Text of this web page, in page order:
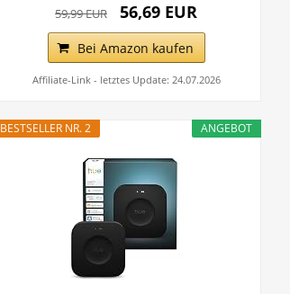
59,99 EUR 56,69 EUR
Bei Amazon kaufen
Affiliate-Link - letztes Update: 24.07.2026
ANGEBOT
BESTSELLER NR. 2